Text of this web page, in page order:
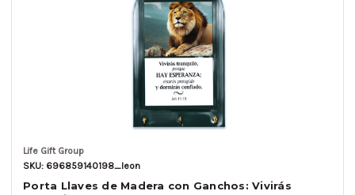
Life Gift Group
SKU: 696859140198_leon
Porta Llaves de Madera con Ganchos: Vivirás